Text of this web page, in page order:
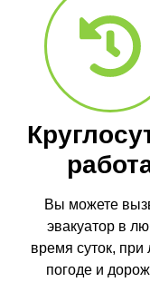
Вы можете
эвакуатор в
время суток, при
погоде и